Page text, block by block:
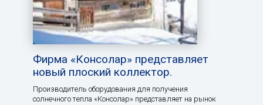
Фирма «Консолар» представляет
новый плоский коллектор.
Производитель оборудования для получения
солнечного тепла «Консолар» представляет на рынок